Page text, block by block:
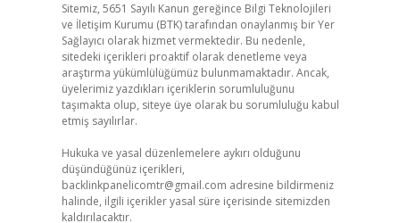
Sitemiz, 5651 Sayılı Kanun gereğince Bilgi Teknolojileri
ve İletişim Kurumu (BTK) tarafından onaylanmış bir Yer
Sağlayıcı olarak hizmet vermektedir. Bu nedenle,
sitedeki içerikleri proaktif olarak denetleme veya
araştırma yükümlülüğümüz bulunmamaktadır. Ancak,
üyelerimiz yazdıkları içeriklerin sorumluluğunu
taşımakta olup, siteye üye olarak bu sorumluluğu kabul
etmiş sayılırlar.
Hukuka ve yasal düzenlemelere aykırı olduğunu
düşündüğünüz içerikleri,
backlinkpanelicomtr@gmail.com adresine bildirmeniz
halinde, ilgili içerikler yasal süre içerisinde sitemizden
kaldırılacaktır.